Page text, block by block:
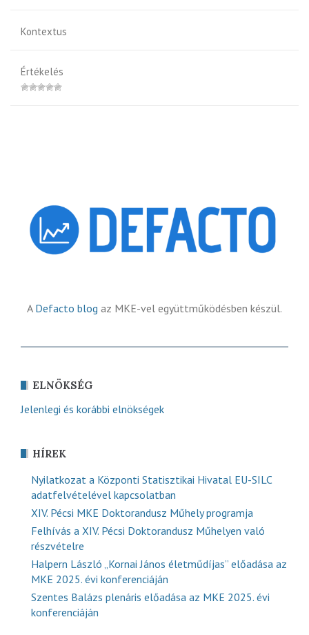
Kontextus
Értékelés
A Defacto blog az MKE-vel együttműködésben készül.
ELNÖKSÉG
Jelenlegi és korábbi elnökségek
HÍREK
Nyilatkozat a Központi Statisztikai Hivatal EU-SILC
adatfelvételével kapcsolatban
XIV. Pécsi MKE Doktorandusz Műhely programja
Felhívás a XIV. Pécsi Doktorandusz Műhelyen való
részvételre
Halpern László „Kornai János életműdíjas” előadása az
MKE 2025. évi konferenciáján
Szentes Balázs plenáris előadása az MKE 2025. évi
konferenciáján